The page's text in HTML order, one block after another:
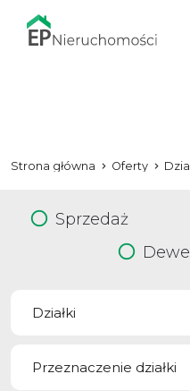
Strona główna Oferty
Sprzedaż